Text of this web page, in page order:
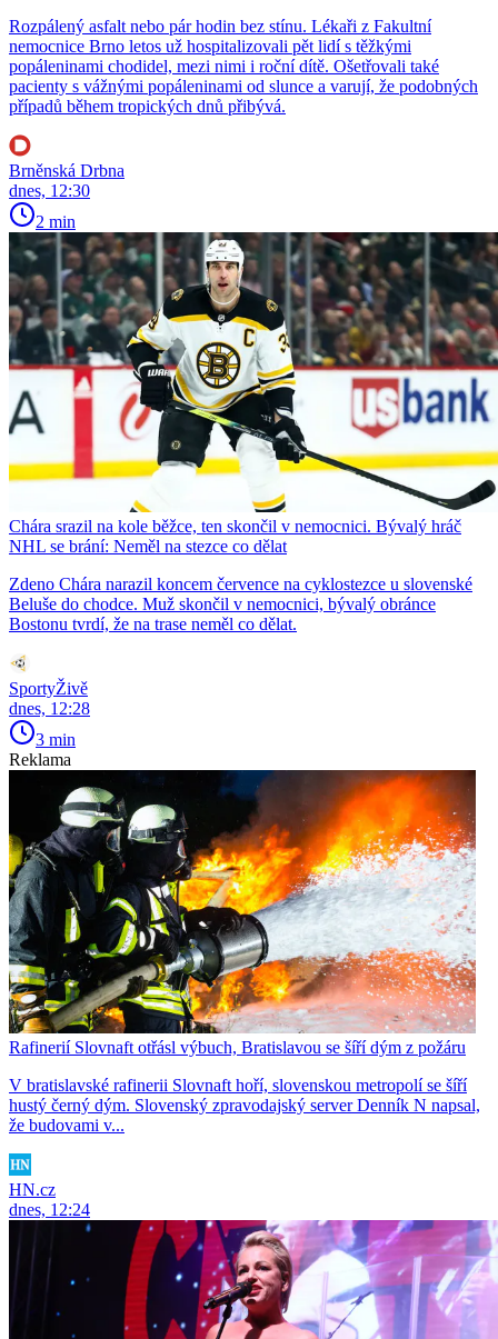
Rozpálený asfalt nebo pár hodin bez stínu. Lékaři z Fakultní
nemocnice Brno letos už hospitalizovali pět lidí s těžkými
popáleninami chodidel, mezi nimi i roční dítě. Ošetřovali také
pacienty s vážnými popáleninami od slunce a varují, že podobných
případů během tropických dnů přibývá.
Brněnská Drbna
dnes, 12:30
2 min
Chára srazil na kole běžce, ten skončil v nemocnici. Bývalý hráč
NHL se brání: Neměl na stezce co dělat
Zdeno Chára narazil koncem července na cyklostezce u slovenské
Beluše do chodce. Muž skončil v nemocnici, bývalý obránce
Bostonu tvrdí, že na trase neměl co dělat.
SportyŽivě
dnes, 12:28
3 min
Reklama
Rafinerií Slovnaft otřásl výbuch, Bratislavou se šíří dým z požáru
V bratislavské rafinerii Slovnaft hoří, slovenskou metropolí se šíří
hustý černý dým. Slovenský zpravodajský server Denník N napsal,
že budovami v...
HN.cz
dnes, 12:24